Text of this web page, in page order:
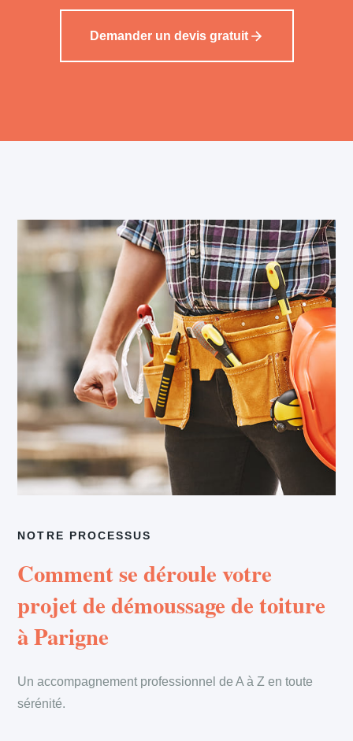
Demander un devis gratuit
NOTRE PROCESSUS
Comment se déroule votre
projet de démoussage de toiture
à Parigne
Un accompagnement professionnel de A à Z en toute
sérénité.